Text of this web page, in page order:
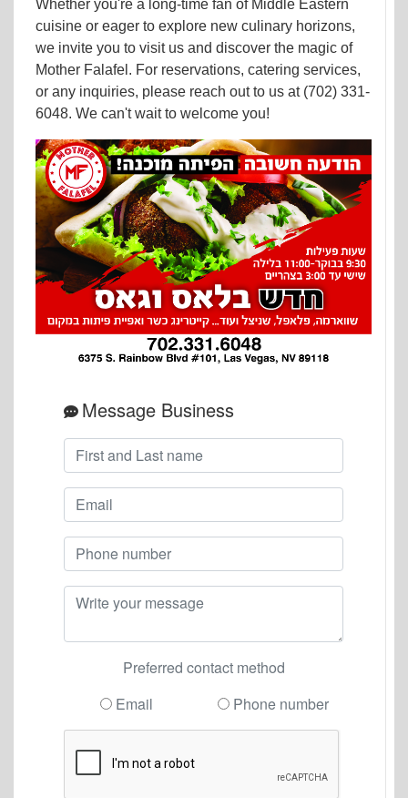
Whether you're a long-time fan of Middle Eastern
cuisine or eager to explore new culinary horizons,
we invite you to visit us and discover the magic of
Mother Falafel. For reservations, catering services,
or any inquiries, please reach out to us at (702) 331-
6048. We can't wait to welcome you!
Message Business
Preferred contact method
Email
Phone number